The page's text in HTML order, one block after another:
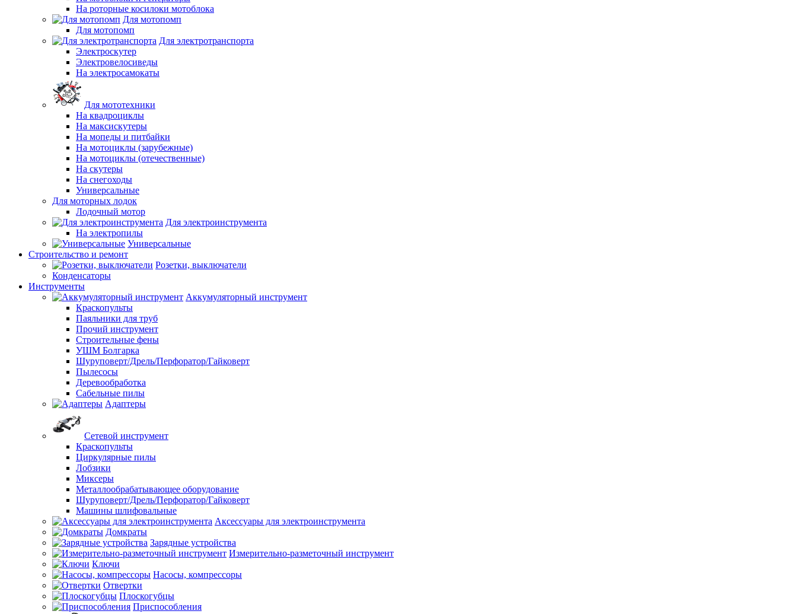
На роторные косилоки мотоблока
Для мотопомп
Для мотопомп
Для электротранспорта
Электроскутер
Электровелосиведы
На электросамокаты
Для мототехники
На квадроциклы
На максискутеры
На мопеды и питбайки
На мотоциклы (зарубежные)
На мотоциклы (отечественные)
На скутеры
На снегоходы
Универсальные
Для моторных лодок
Лодочный мотор
Для электроинструмента
На электропилы
Универсальные
Строительство и ремонт
Розетки, выключатели
Конденсаторы
Инструменты
Аккумуляторный инструмент
Краскопульты
Паяльники для труб
Прочий инструмент
Строительные фены
УШМ Болгарка
Шуруповерт/Дрель/Перфоратор/Гайковерт
Пылесосы
Деревообработка
Сабельные пилы
Адаптеры
Сетевой инструмент
Краскопульты
Циркулярные пилы
Лобзики
Миксеры
Металлообрабатывающее оборудование
Шуруповерт/Дрель/Перфоратор/Гайковерт
Машины шлифовальные
Аксессуары для электроинструмента
Домкраты
Зарядные устройства
Измерительно-разметочный инструмент
Ключи
Насосы, компрессоры
Отвертки
Плоскогубцы
Приспособления